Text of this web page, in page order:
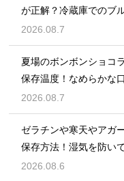
が正解？冷蔵庫でのブ
策
2026.08.7
夏場のボンボンショコ
保存温度！なめらかな
しいツヤを保つための
2026.08.7
ゼラチンや寒天やアガ
保存方法！湿気を防い
せるコツ
2026.08.6